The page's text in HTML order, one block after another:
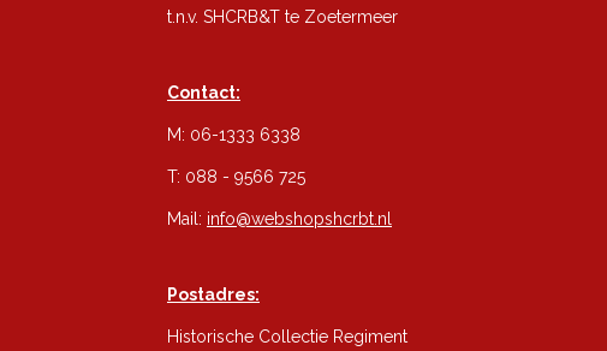
t.n.v. SHCRB&T te Zoetermeer
Contact:
M: 06-1333 6338
T: 088 - 9566 725
Mail: info@webshopshcrbt.nl
Postadres:
Historische Collectie Regiment